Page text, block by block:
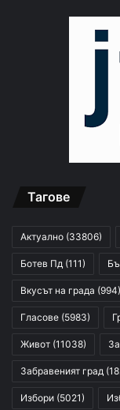
Тагове
Актуално (33806)
Ботев Пд (111)
Вкусът на града (994)
Гласове (5983)
Живот (11038)
Забравеният град
Избори (5021)